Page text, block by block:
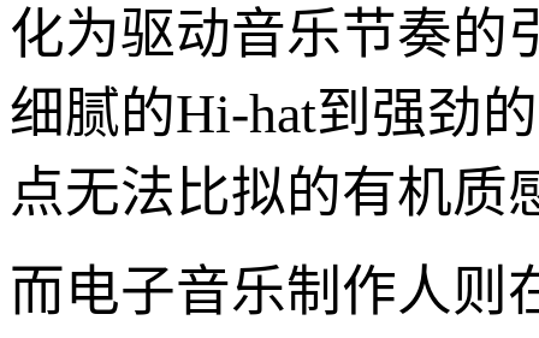
化为驱动音乐节奏的
细腻的Hi-hat到强劲
点无法比拟的有机质
而电子音乐制作人则